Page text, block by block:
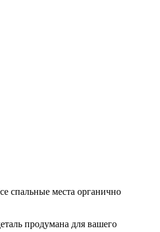
спальные места органично
продумана для вашего